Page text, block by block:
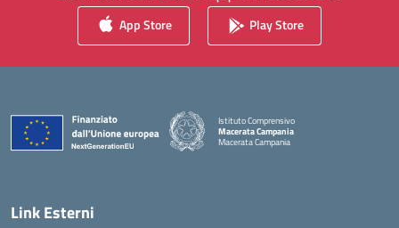
App Store Play Store
Istituto Comprensivo
Macerata Campania
Macerata Campania
— Visita la pagina iniziale della scuola
Link Esterni